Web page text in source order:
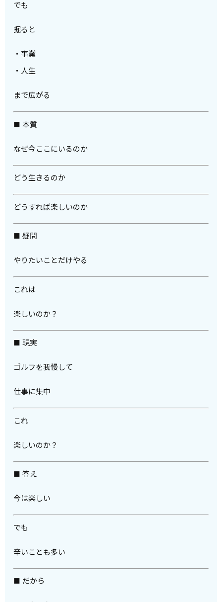
でも
掘ると
・事業
・人生
まで広がる
■ 本質
なぜ今ここにいるのか
どう生きるのか
どうすれば楽しいのか
■ 疑問
やりたいことだけやる
これは
楽しいのか？
■ 現実
ゴルフを我慢して
仕事に集中
これ
楽しいのか？
■ 答え
今は楽しい
でも
辛いことも多い
■ だから